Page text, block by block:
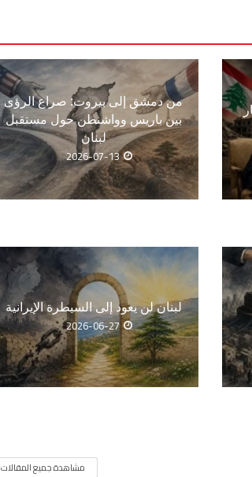
من دمشق إلى بيروت: صراع الرؤى
بين باريس وواشنطن حول مستقبل
لبنان
2026-07-13
لبنان لن يعود إلى السيطرة الإيرانية
2026-06-27
مشاهدة جميع المقالات